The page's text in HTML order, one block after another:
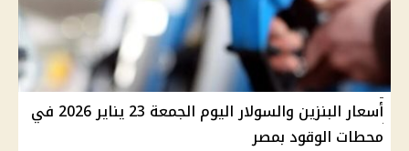
أسعار البنزين والسولار اليوم الجمعة 23 يناير 2026 في
محطات الوقود بمصر